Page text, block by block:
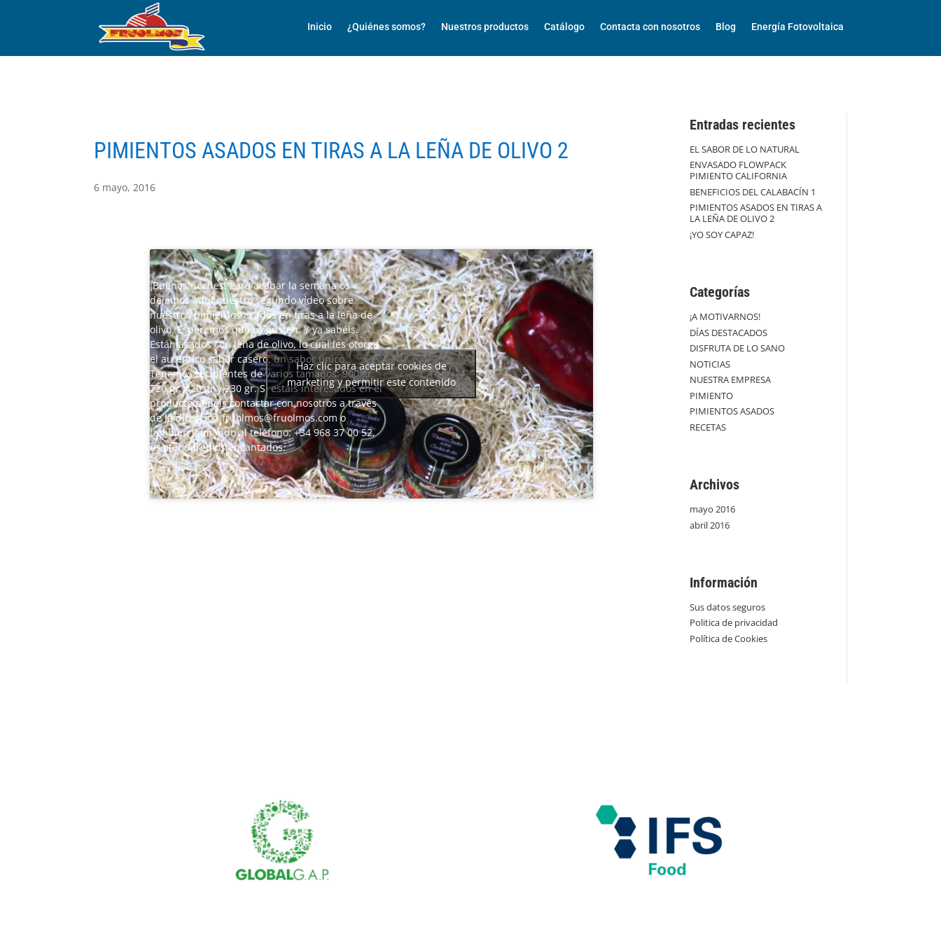
Inicio ¿Quiénes somos? Nuestros productos Catálogo Contacta con nosotros Blog Energía Fotovoltaica
PIMIENTOS ASADOS EN TIRAS A LA LEÑA DE OLIVO 2
6 mayo, 2016
¡Buenas noches! Para acabar la semana os
dejamos aquí nuestro segundo vídeo sobre
nuestros pimientos asados en tiras a la leña de
olivo. Esperamos que os gusten. Y ya sabéis.
Están asados con leña de olivo, lo cual les otorga
el auténtico sabor casero, un sabor único.
Tenemos recipientes de varios tamaños: 900 gr,
720 gr, 420 gr y 230 gr. Si estáis interesados en el
producto podéis contactar con nosotros a través
de la dirección fruolmos@fruolmos.com o
también llamando al teléfono: +34 968 37 00 52,
os atenderemos encantados.
Haz clic para aceptar cookies de
marketing y permitir este contenido
Entradas recientes
EL SABOR DE LO NATURAL
ENVASADO FLOWPACK
PIMIENTO CALIFORNIA
BENEFICIOS DEL CALABACÍN 1
PIMIENTOS ASADOS EN TIRAS A
LA LEÑA DE OLIVO 2
¡YO SOY CAPAZ!
Categorías
¡A MOTIVARNOS!
DÍAS DESTACADOS
DISFRUTA DE LO SANO
NOTICIAS
NUESTRA EMPRESA
PIMIENTO
PIMIENTOS ASADOS
RECETAS
Archivos
mayo 2016
abril 2016
Información
Sus datos seguros
Politica de privacidad
Política de Cookies